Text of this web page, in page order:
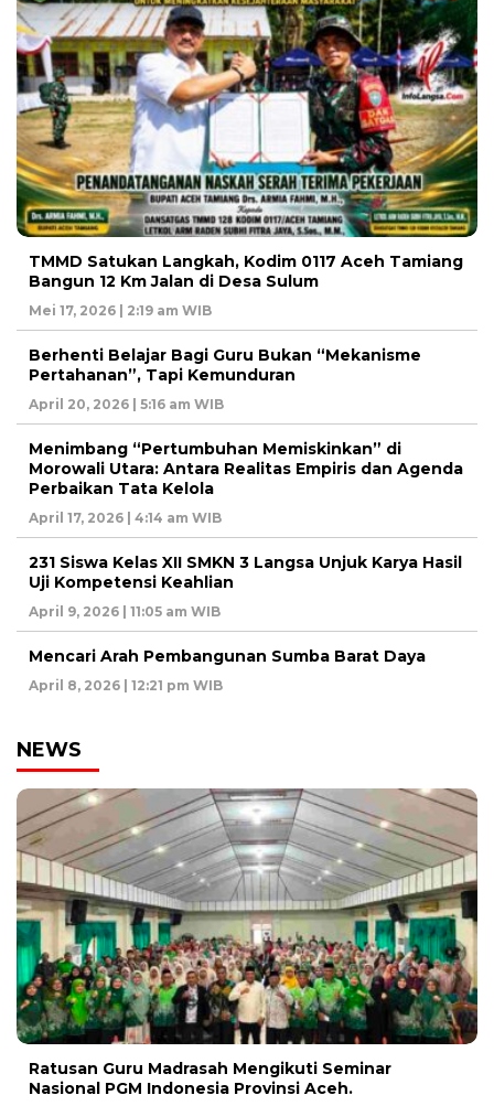
TMMD Satukan Langkah, Kodim 0117 Aceh Tamiang
Bangun 12 Km Jalan di Desa Sulum
Mei 17, 2026 | 2:19 am WIB
Berhenti Belajar Bagi Guru Bukan “Mekanisme
Pertahanan”, Tapi Kemunduran
April 20, 2026 | 5:16 am WIB
Menimbang “Pertumbuhan Memiskinkan” di
Morowali Utara: Antara Realitas Empiris dan Agenda
Perbaikan Tata Kelola
April 17, 2026 | 4:14 am WIB
231 Siswa Kelas XII SMKN 3 Langsa Unjuk Karya Hasil
Uji Kompetensi Keahlian
April 9, 2026 | 11:05 am WIB
Mencari Arah Pembangunan Sumba Barat Daya
April 8, 2026 | 12:21 pm WIB
NEWS
Ratusan Guru Madrasah Mengikuti Seminar
Nasional PGM Indonesia Provinsi Aceh.